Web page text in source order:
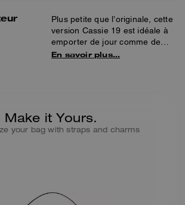
Plus petite que l’originale, cette
version Cassie 19 est idéale à
emporter de jour comme de
nuit. Ce modèle en cuir galet
portez-le à la main avec ses
poignées en cuir et en chaîne,
En savoir plus…
Make it Yours.
your bag with straps and charms